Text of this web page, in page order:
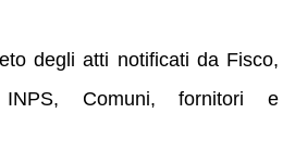
degli atti notificati da Fisco,
INPS, Comuni, fornitori e